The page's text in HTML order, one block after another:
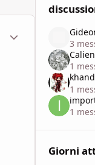
Statistiche Autore
3
Calien
1
1
1
Giorni